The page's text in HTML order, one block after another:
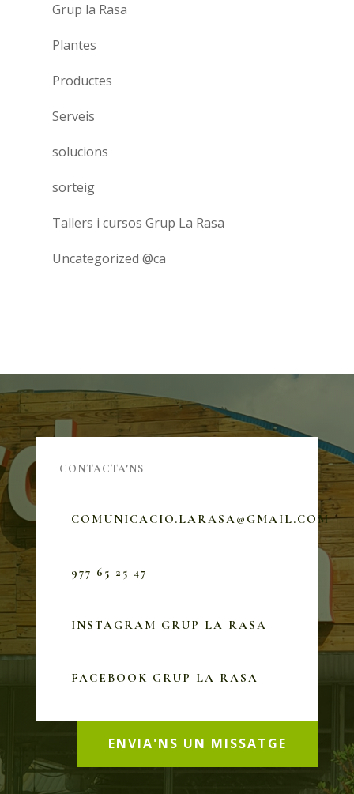
Grup la Rasa
Plantes
Productes
Serveis
solucions
sorteig
Tallers i cursos Grup La Rasa
Uncategorized @ca
CONTACTA’NS
COMUNICACIO.LARASA@GMAIL.COM
977 65 25 47
INSTAGRAM GRUP LA RASA
FACEBOOK GRUP LA RASA
ENVIA'NS UN MISSATGE